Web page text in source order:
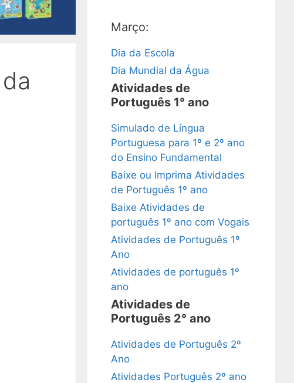
Março:
Dia da Escola
Dia Mundial da Água
Atividades de
Português 1° ano
Simulado de Língua
Portuguesa para 1º e 2º ano
do Ensino Fundamental
Baixe ou Imprima Atividades
de Português 1º ano
Baixe Atividades de
português 1º ano com Vogais
Atividades de Português 1º
Ano
Atividades de português 1º
ano
Atividades de
Português 2° ano
Atividades de Português 2º
Ano
Atividades Português 2º ano